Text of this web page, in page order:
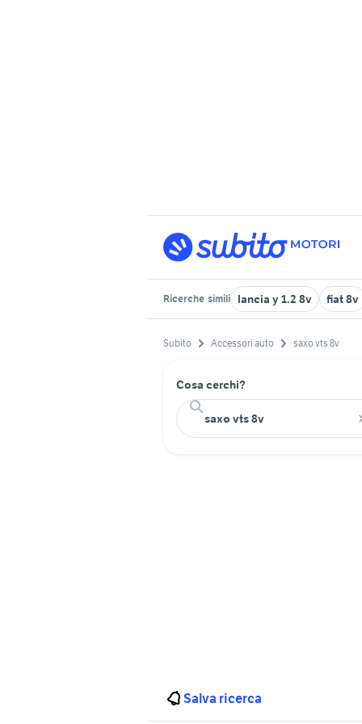
Ricerche simili lancia y 1.2 8v fiat 8v
Subito Accessori auto saxo vts 8v
Cosa cerchi?
Salva ricerca